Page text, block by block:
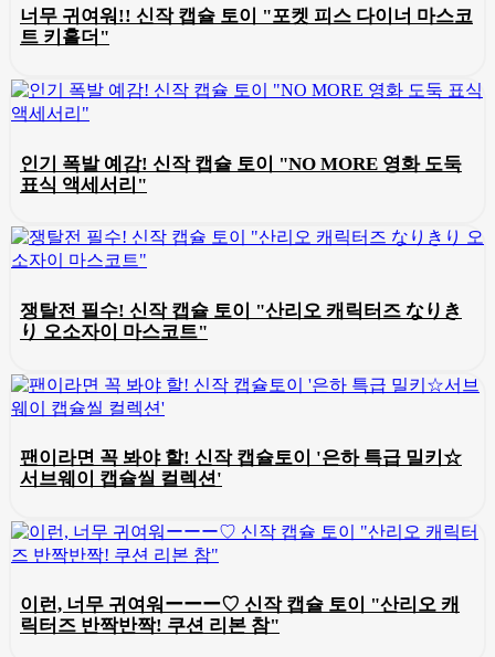
너무 귀여워!! 신작 캡슐 토이 "포켓 피스 다이너 마스코
트 키홀더"
인기 폭발 예감! 신작 캡슐 토이 "NO MORE 영화 도둑
표식 액세서리"
쟁탈전 필수! 신작 캡슐 토이 "산리오 캐릭터즈 なりき
り 오소자이 마스코트"
팬이라면 꼭 봐야 할! 신작 캡슐토이 '은하 특급 밀키☆
서브웨이 캡슐씰 컬렉션'
이런, 너무 귀여워ーーー♡ 신작 캡슐 토이 "산리오 캐
릭터즈 반짝반짝! 쿠션 리본 참"